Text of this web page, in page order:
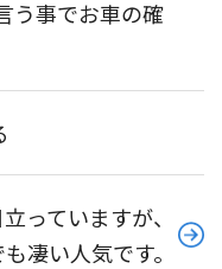
う事でお車の確
っていますが、
凄い人気です。